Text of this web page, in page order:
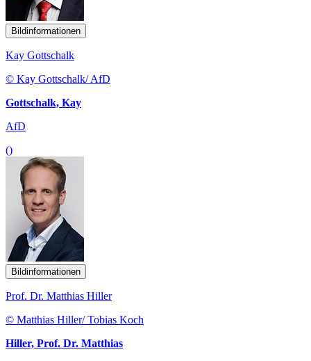
Bildinformationen
Kay Gottschalk
© Kay Gottschalk/ AfD
Gottschalk, Kay
AfD
()
Bildinformationen
Prof. Dr. Matthias Hiller
© Matthias Hiller/ Tobias Koch
Hiller, Prof. Dr. Matthias